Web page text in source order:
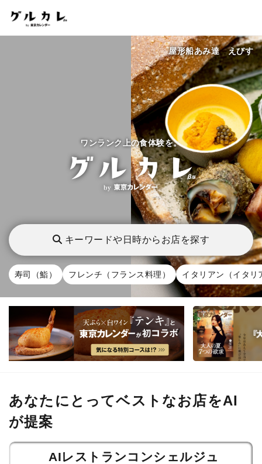
屋形船あみ達 えびす
ワンランク上の食体験を。
キーワードや日時からお店を探す
寿司（鮨） フレンチ（フランス料理） イタリアン（イタリ
あなたにとってベストなお店をAI
が提案
AIレストランコンシェルジュ